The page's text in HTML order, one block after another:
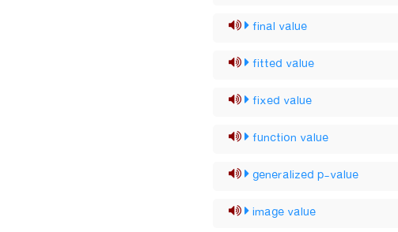
final value
fitted value
fixed value
function value
generalized p-value
image value